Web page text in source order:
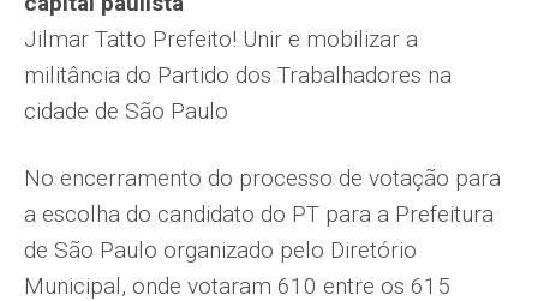
Jilmar Tatto Prefeito! Unir e mobilizar a
militância do Partido dos Trabalhadores na
cidade de São Paulo
No encerramento do processo de votação para
a escolha do candidato do PT para a Prefeitura
de São Paulo organizado pelo Diretório
Municipal, onde votaram 610 entre os 615